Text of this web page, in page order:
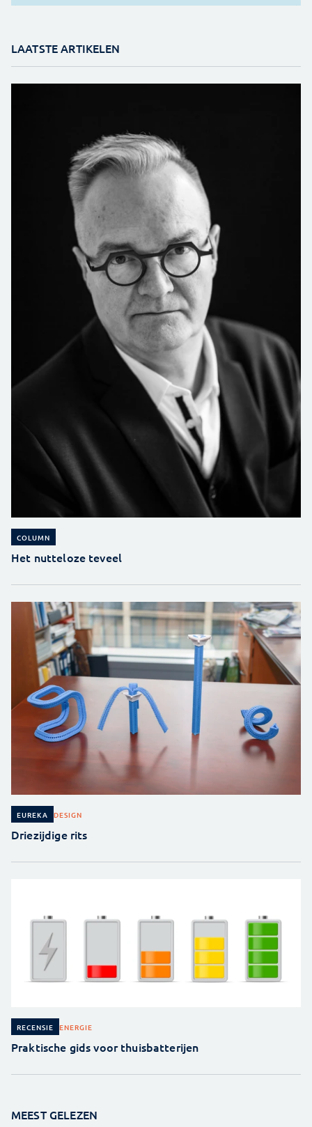
LAATSTE ARTIKELEN
COLUMN
Het nutteloze teveel
EUREKA DESIGN
Driezijdige rits
RECENSIE ENERGIE
Praktische gids voor thuisbatterijen
MEEST GELEZEN